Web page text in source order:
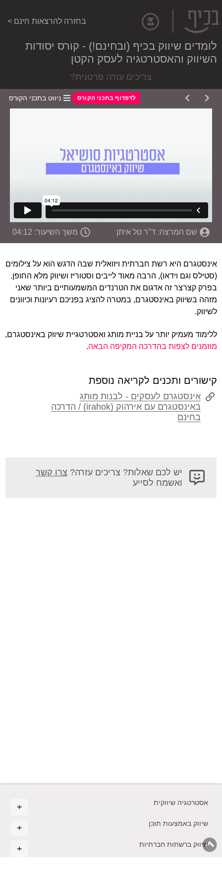
לומדים שיווק בכיף (ובחינם!) - קורס יסודות
השיווק והאסטרטגיה לעסק הקטן
צריכים עזרה פרטנית?
בחזרה להרצאות חינם >
שם המרצה: ד"ר טל איתן משך השיעור: 04:12
אינסטגרם היא רשת חברתית ויזואלית שבה הדגש הוא על צילומים
(סטילס וגם וידאו), הרבה מאוד לייבים וסטוריז ושיווק מלא החופן.
בפרק קצרצר זה אדגום את הטרנדים המשמעותיים ביותר שאני
מזהה בשיווק באינסטגרם, במטרה להציג בפניכם רעיונות וכיוונים
לשיווק.
ללימוד מעמיק יותר על בניית מותג ואסטרטגיית שיווק באינסטגרם,
מוזמנים לצפות בהדרכה המקיפה הבאה.
קישורים ותכנים לקריאה נוספת
אינסטגרם לעסקים - לבנות מותג
באינסטגרם עם אירהוק (irahok) / הדרכה
בחינם
יש לכם שאלות? צריכים עזרה? צרו קשר
ואשמח לסייע
ניווט בתכני הקורס לדפדוף בתכני הקורס
אסטרטגיה שיווקית
שיווק באמצעות תוכן
שיווק ברשתות חברתיות